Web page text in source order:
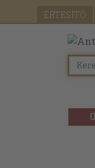
ÉRTESÍTŐ